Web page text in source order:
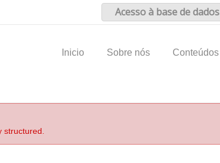
Acesso à base de dados
Inicio Sobre nós Conteúdos